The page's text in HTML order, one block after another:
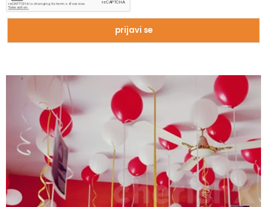
Zašto trpimo loše veze i okolnosti koje
nam štete?